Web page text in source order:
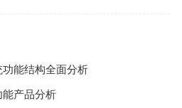
能结构全面分析
产品分析